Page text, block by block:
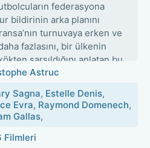
federasyona
bildirinin arka planını
turnuvaya erken ve
fazlasını, bir ülkenin
sarsıldığını anlatan bu
çarpıcı tanıklıklarla şimdi
Astruc
Sagna, Estelle Denis,
Evra, Raymond Domenech,
Gallas,
Filmleri